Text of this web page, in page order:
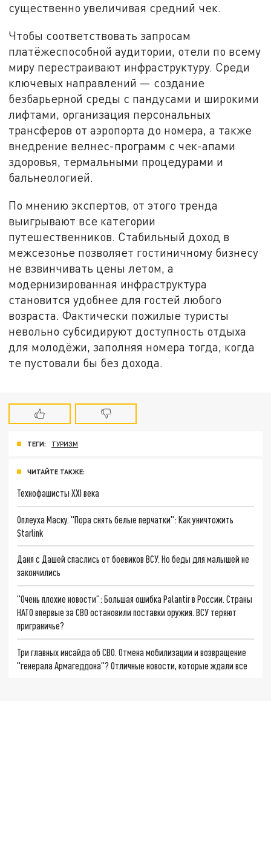
существенно увеличивая средний чек.
Чтобы соответствовать запросам
платёжеспособной аудитории, отели по всему
миру перестраивают инфраструктуру. Среди
ключевых направлений — создание
безбарьерной среды с пандусами и широкими
лифтами, организация персональных
трансферов от аэропорта до номера, а также
внедрение велнес-программ с чек-апами
здоровья, термальными процедурами и
бальнеологией.
По мнению экспертов, от этого тренда
выигрывают все категории
путешественников. Стабильный доход в
межсезонье позволяет гостиничному бизнесу
не взвинчивать цены летом, а
модернизированная инфраструктура
становится удобнее для гостей любого
возраста. Фактически пожилые туристы
невольно субсидируют доступность отдыха
для молодёжи, заполняя номера тогда, когда
те пустовали бы без дохода.
ТЕГИ: ТУРИЗМ
ЧИТАЙТЕ ТАКЖЕ:
Технофашисты XXI века
Оплеуха Маску. "Пора снять белые перчатки": Как уничтожить
Starlink
Даня с Дашей спаслись от боевиков ВСУ. Но беды для малышей не
закончились
"Очень плохие новости": Большая ошибка Palantir в России. Страны
НАТО впервые за СВО остановили поставки оружия. ВСУ теряют
приграничье?
Три главных инсайда об СВО. Отмена мобилизации и возвращение
"генерала Армагеддона"? Отличные новости, которые ждали все